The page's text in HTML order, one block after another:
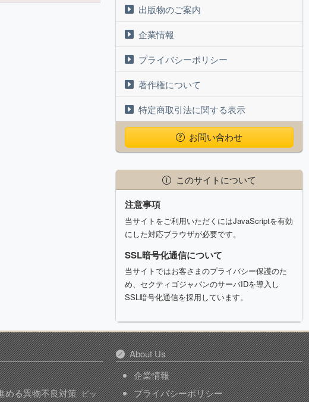
出版物のご案内
企業情報
プライバシーポリシー
著作権について
特定商取引法に関する表示
お問い合わせ
このサイトについて
注意事項
当サイトをご利用いただくにはJavaScriptを有効
にした対応ブラウザが必要です。
SSL暗号化通信について
当サイトではお客さまのプライバシー保護のた
め、セクティゴジャパンのサーバIDを導入し
SSL暗号化通信を採用しています。
める異物不良対策 ビッ
About Us
企業情報
プライバシーポリシー